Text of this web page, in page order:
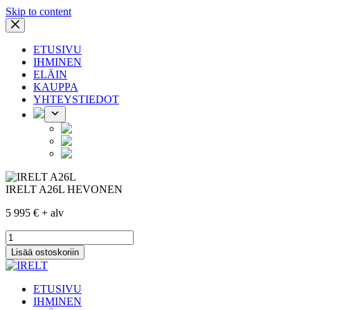
Skip to content
ETUSIVU
IHMINEN
ELÄIN
KAUPPA
YHTEYSTIEDOT
IRELT A26L HEVONEN
5 995 € + alv
IRELT
A26L
HEVONEN
määrä
Lisää ostoskoriin
ETUSIVU
IHMINEN